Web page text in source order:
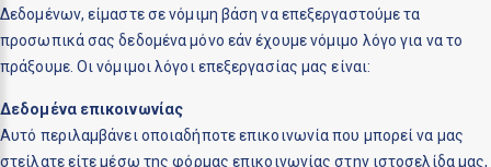
Δεδομένων, είμαστε σε νόμιμη βάση να επεξεργαστούμε τα
προσωπικά σας δεδομένα μόνο εάν έχουμε νόμιμο λόγο για να το
πράξουμε. Οι νόμιμοι λόγοι επεξεργασίας μας είναι:
Δεδομένα επικοινωνίας
Αυτό περιλαμβάνει οποιαδήποτε επικοινωνία που μπορεί να μας
στείλατε είτε μέσω της φόρμας επικοινωνίας στην ιστοσελίδα μας,